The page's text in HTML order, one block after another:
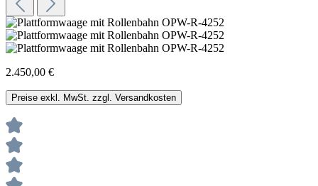
2.450,00 €
Preise exkl. MwSt. zzgl. Versandkosten